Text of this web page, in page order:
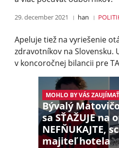
29. december 2021 han
Apeluje tiež na vyriešenie
zdravotníkov na Slovensku.
v koncoročnej bilancii pre
MOHLO BY VÁS ZAUJÍMAŤ
Bývalý
sa SŤAŽUJE na
NEFŇUKAJTE,
majiteľ hotela